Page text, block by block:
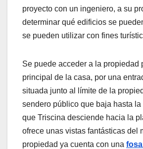
proyecto con un ingeniero, a su
determinar qué edificios se
se pueden utilizar con fines
Se puede acceder a la propiedad
principal de la casa, por una
situada junto al límite de la
sendero público que baja hasta
que Triscina desciende hacia la
ofrece unas vistas fantásticas del
propiedad ya cuenta con una